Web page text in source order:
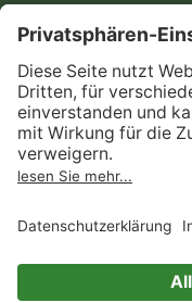
AGB
Informationen nach
Act
Verträge hier
Impressum